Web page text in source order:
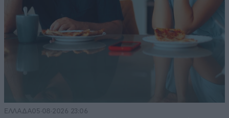
ΕΛΛΑΔΑ05·08·2026 23:06